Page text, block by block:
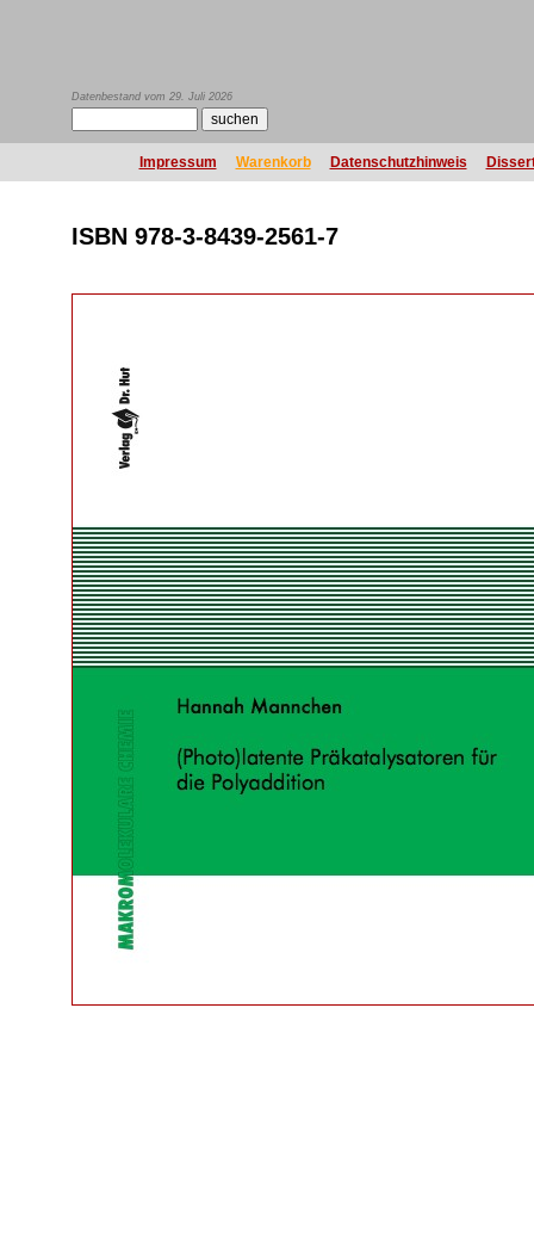
Datenbestand vom 29. Juli 2026
Impressum Warenkorb Datenschutzhinweis
ISBN 978-3-8439-2561-7